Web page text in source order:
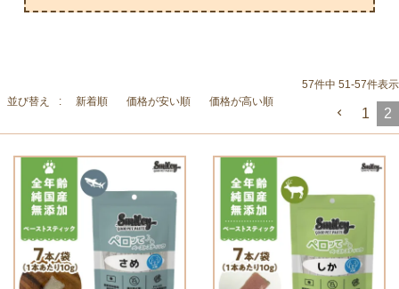
並び替え 新着順 価格が安い順 価格が高い順
57件中 51-57件表示
1 2